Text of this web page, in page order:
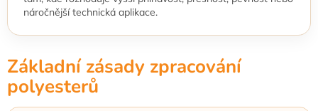
náročnější technická aplikace.
Základní zásady zpracování
polyesterů